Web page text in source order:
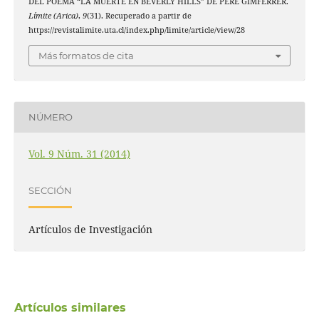
Límite (Arica), 9(31). Recuperado a partir de
https://revistalimite.uta.cl/index.php/limite/article/view/28
Más formatos de cita
NÚMERO
Vol. 9 Núm. 31 (2014)
SECCIÓN
Artículos de Investigación
Artículos similares